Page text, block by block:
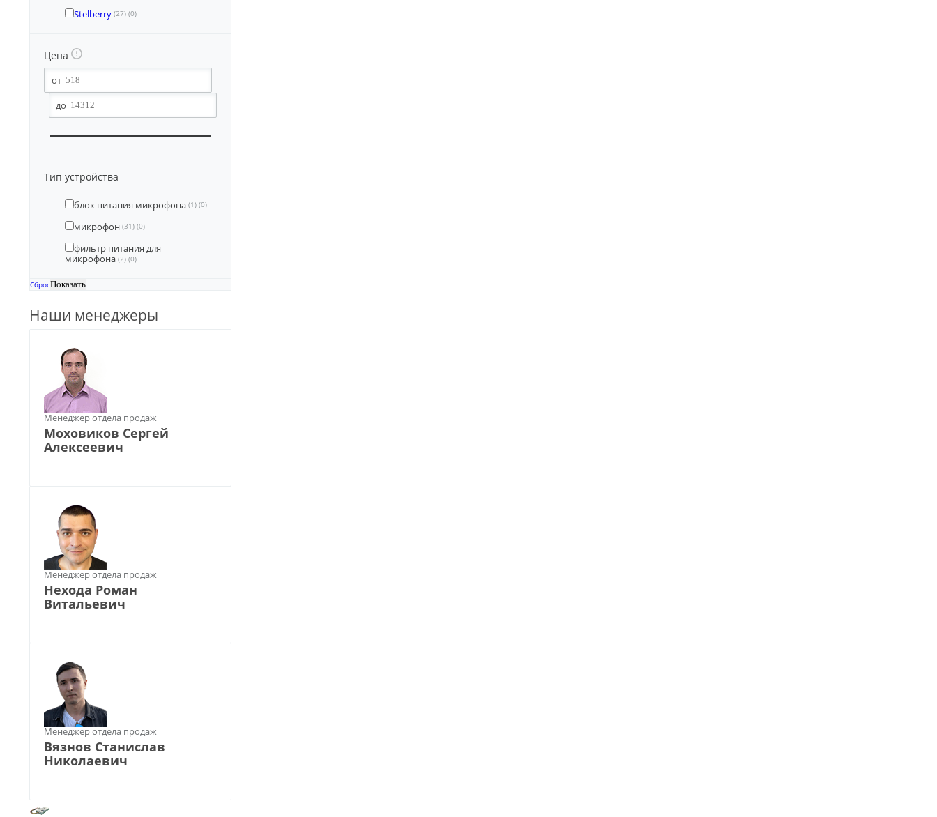
Stelberry (27) (0)
Цена
Тип устройства
блок питания микрофона (1) (0)
микрофон (31) (0)
фильтр питания для
микрофона (2) (0)
Сброс
Наши менеджеры
Менеджер отдела продаж
Моховиков Сергей
Алексеевич
Менеджер отдела продаж
Нехода Роман
Витальевич
Менеджер отдела продаж
Вязнов Станислав
Николаевич